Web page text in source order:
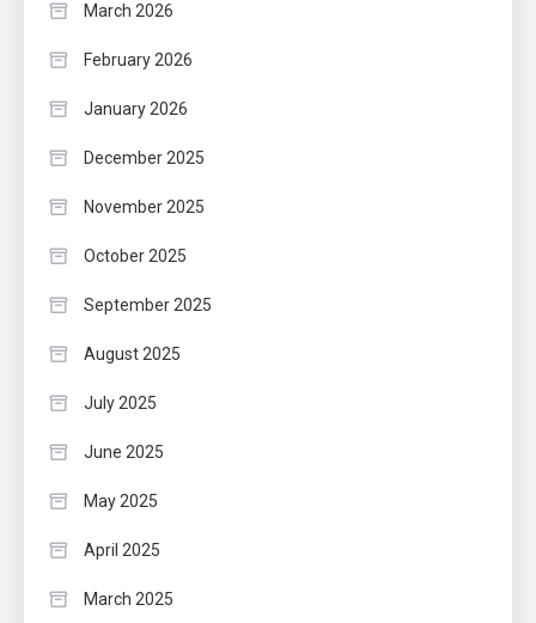
March 2026
February 2026
January 2026
December 2025
November 2025
October 2025
September 2025
August 2025
July 2025
June 2025
May 2025
April 2025
March 2025